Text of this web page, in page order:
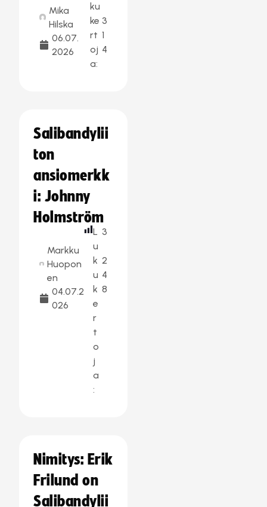
Mika
Hilska
06.07.
2026
ku
ke
rt
oj
a:
3
1
4
Salibandylii
ton
ansiomerkk
i: Johnny
Holmström
Markku
Huopon
en
04.07.2
026
L
u
k
u
k
e
r
t
o
j
a
:
3
2
4
8
Nimitys: Erik
Frilund on
Salibandylii